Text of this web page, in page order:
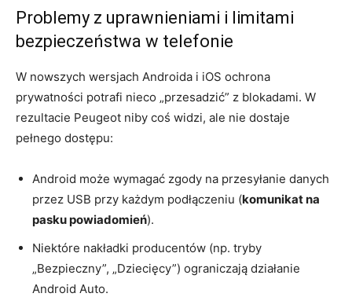
Problemy z uprawnieniami i limitami
bezpieczeństwa w telefonie
W nowszych wersjach Androida i iOS ochrona
prywatności potrafi nieco „przesadzić” z blokadami. W
rezultacie Peugeot niby coś widzi, ale nie dostaje
pełnego dostępu:
Android może wymagać zgody na przesyłanie danych
przez USB przy każdym podłączeniu (komunikat na
pasku powiadomień).
Niektóre nakładki producentów (np. tryby
„Bezpieczny”, „Dziecięcy”) ograniczają działanie
Android Auto.